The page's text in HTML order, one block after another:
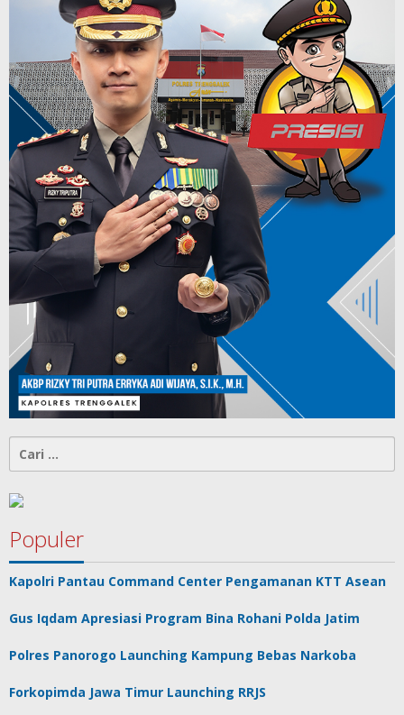
untuk:
Populer
Kapolri Pantau Command Center Pengamanan KTT Asean
Gus Iqdam Apresiasi Program Bina Rohani Polda Jatim
Polres Panorogo Launching Kampung Bebas Narkoba
Forkopimda Jawa Timur Launching RRJS